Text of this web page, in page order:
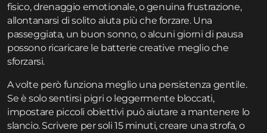
fisico, drenaggio emotionale, o genuina frustrazione,
allontanarsi di solito aiuta più che forzare. Una
passeggiata, un buon sonno, o alcuni giorni di pausa
possono ricaricare le batterie creative meglio che
sforzarsi.
A volte però funziona meglio una persistenza gentile.
Se è solo sentirsi pigri o leggermente bloccati,
impostare piccoli obiettivi può aiutare a mantenere lo
slancio. Scrivere per soli 15 minuti, creare una strofa, o